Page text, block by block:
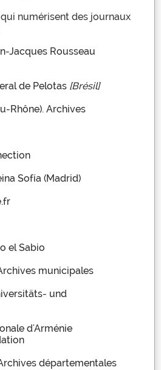
numérisent des journaux
Jacques Rousseau
de Pelotas [Brésil]
Rhône). Archives
Sofía (Madrid)
el Sabio
municipales
und
d'Arménie
départementales